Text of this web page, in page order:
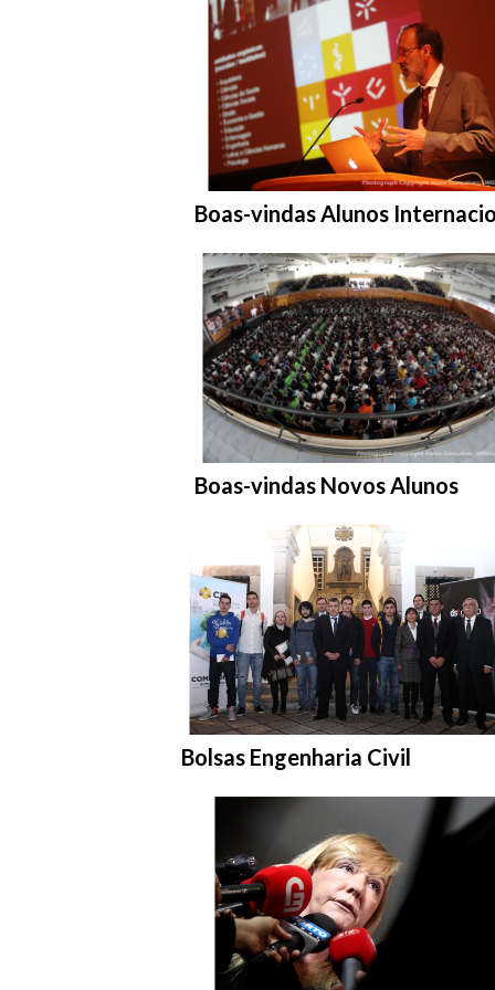
Entrar na pasta:
Boas-vindas Alunos
Entrar na pasta:
Boas-vindas Novos Alunos
Entrar na pasta:
Bolsas Engenharia Civil